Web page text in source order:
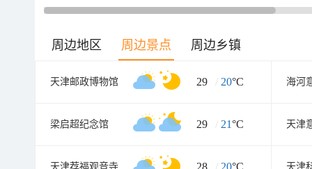
周边地区 周边景点 周边乡镇
天津邮政博物馆 29 / 20°C
梁启超纪念馆 29 / 21°C
天津荐福观音寺 28 / 20°C 天津